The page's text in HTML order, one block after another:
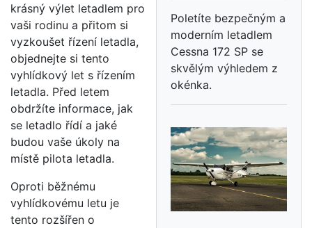
Poletíte bezpečným a
moderním letadlem
Cessna 172 SP se
skvělým výhledem z
okénka.
krásný výlet letadlem pro
vaši rodinu a přitom si
vyzkoušet řízení letadla,
objednejte si tento
vyhlídkový let s řízením
letadla. Před letem
obdržíte informace, jak
se letadlo řídí a jaké
budou vaše úkoly na
místě pilota letadla.
Oproti běžnému
vyhlídkovému letu je
tento rozšířen o